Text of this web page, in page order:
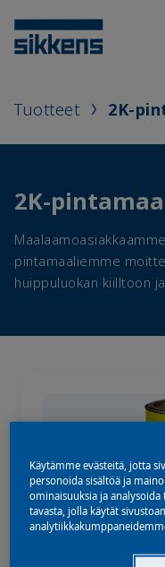
Tuotteet 2K-
2K-
pintamaaliemme
huippuluokan kiilltoon
Käytämme evästeitä, jotta
personoida sisältöä ja
ominaisuuksia ja
tavasta, jolla käytät